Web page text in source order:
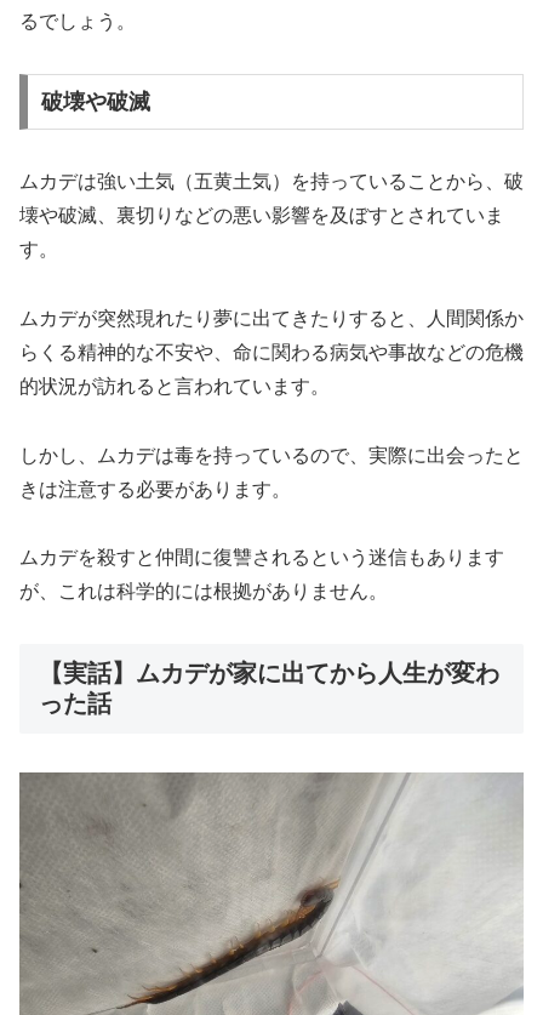
るでしょう。
破壊や破滅
ムカデは強い土気（五黄土気）を持っていることから、破
壊や破滅、裏切りなどの悪い影響を及ぼすとされていま
す。
ムカデが突然現れたり夢に出てきたりすると、
人間関係か
らくる精神的な不安や、命に関わる病気や事故などの危機
的状況が訪れる と言われています。
しかし、ムカデは毒を持っているので、実際に出会ったと
きは注意する必要があります。
ムカデを殺すと仲間に復讐されるという迷信もあります
が、これは科学的には根拠がありません。
【実話】ムカデが家に出てから人生が変わ
った話